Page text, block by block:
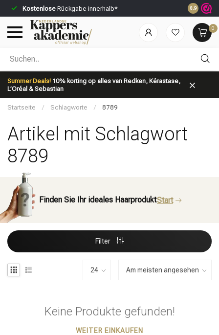
Kostenlose Rückgabe innerhalb* Vor 23:59
8.9
0
Summer Deals! 10% korting op alles van Redken, Kérastase,
L’Oréal & Sebastian
Nach welcher Kategorie suchst du?
Marken
Startseite / Schlagworte / 8789
Artikel mit Schlagwort
8789
Finden Sie Ihr ideales HaarproduktStart
Filter
Keine Produkte gefunden!
WEITER EINKAUFEN